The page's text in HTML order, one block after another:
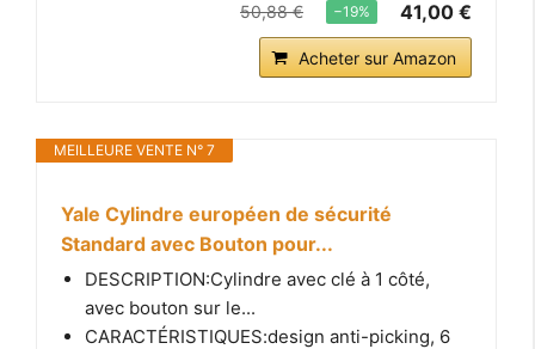
50,88 € −19% 41,00 €
Acheter sur Amazon
MEILLEURE VENTE N° 7
Yale Cylindre européen de sécurité
Standard avec Bouton pour...
DESCRIPTION:Cylindre avec clé à 1 côté,
avec bouton sur le...
CARACTÉRISTIQUES:design anti-picking, 6